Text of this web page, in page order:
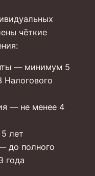
чёткие
— минимум 5
Налогового
— не менее 4
лет
до полного
года